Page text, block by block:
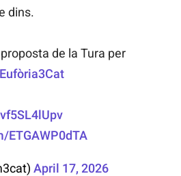
dins.
de la Tura per
ETGAWP0dTA
April 17, 2026